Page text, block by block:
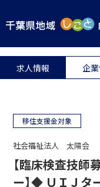
求人情報 企
移住支援金対象
社会福祉法人 太陽会
【臨床検査技師
ー】◆ ＵＩＪタ